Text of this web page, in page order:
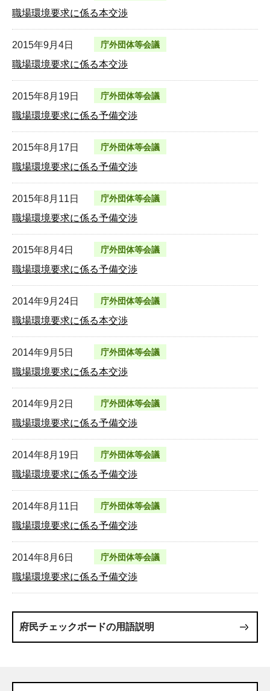
職場環境要求に係る本交渉
2015年9月4日 庁外団体等会議
職場環境要求に係る本交渉
2015年8月19日 庁外団体等会議
職場環境要求に係る予備交渉
2015年8月17日 庁外団体等会議
職場環境要求に係る予備交渉
2015年8月11日 庁外団体等会議
職場環境要求に係る予備交渉
2015年8月4日 庁外団体等会議
職場環境要求に係る予備交渉
2014年9月24日 庁外団体等会議
職場環境要求に係る本交渉
2014年9月5日 庁外団体等会議
職場環境要求に係る本交渉
2014年9月2日 庁外団体等会議
職場環境要求に係る予備交渉
2014年8月19日 庁外団体等会議
職場環境要求に係る予備交渉
2014年8月11日 庁外団体等会議
職場環境要求に係る予備交渉
2014年8月6日 庁外団体等会議
職場環境要求に係る予備交渉
府民チェックボードの用語説明